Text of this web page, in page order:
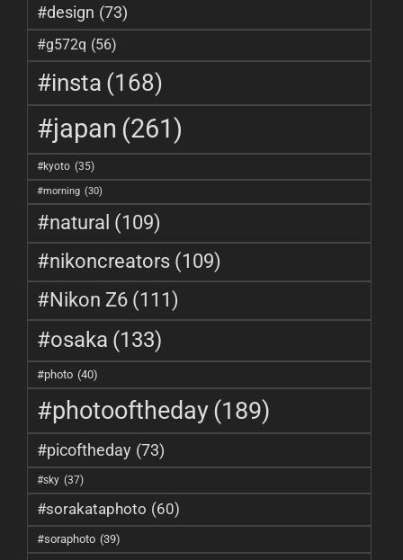
#design (73)
#g572q (56)
#insta (168)
#japan (261)
#kyoto (35)
#morning (30)
#natural (109)
#nikoncreators (109)
#Nikon Z6 (111)
#osaka (133)
#photo (40)
#photooftheday(189)
#picoftheday (73)
#sky (37)
#sorakataphoto (60)
#soraphoto (39)